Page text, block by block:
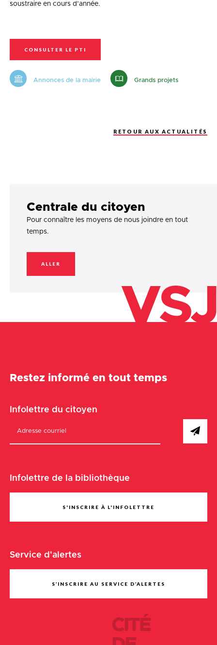
soustraire en cours d’année.
CONSULTER LE PTI
Annonces de la mairie Grands projets
RETOUR AUX ACTUALITÉS
Centrale du citoyen
Pour connaître les moyens de nous joindre en tout
temps.
ALLER
VSJ
CITÉ
Restez informé en tout temps
Infolettre du citoyen
Infolettre de la bibliothèque
S'INSCRIRE À L'INFOLETTRE
Service d'alertes
S’INSCRIRE AU SERVICE D’ALERTES